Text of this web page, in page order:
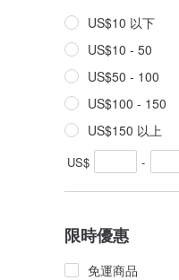
US$10 以下
US$10 - 50
US$50 - 100
US$100 - 150
US$150 以上
US$ -
限時優惠
免運商品